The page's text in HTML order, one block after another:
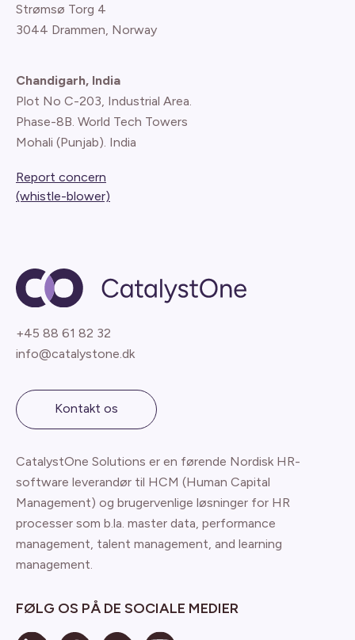
Strømsø Torg 4
3044 Drammen, Norway
Chandigarh, India
Plot No C-203, Industrial Area.
Phase-8B. World Tech Towers
Mohali (Punjab). India
Report concern
(whistle-blower)
+45 88 61 82 32
info@catalystone.dk
Kontakt os
CatalystOne Solutions er en førende Nordisk HR-
software leverandør til HCM (Human Capital
Management) og brugervenlige løsninger for HR
processer som b.la. master data, performance
management, talent management, and learning
management.
FØLG OS PÅ DE SOCIALE MEDIER